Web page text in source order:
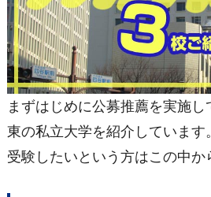
まずはじめに公募推薦を実施し
東の私立大学を紹介しています
受験したいという方はこの中か